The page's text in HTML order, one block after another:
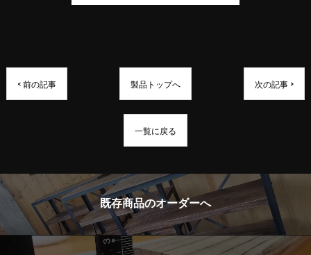
< 前の記事 製品トップへ 次の記事 >
一覧に戻る
既存商品のオーダーへ